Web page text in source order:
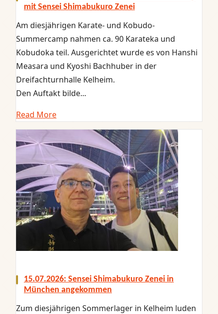
mit Sensei Shimabukuro Zenei
Am diesjährigen Karate- und Kobudo-
Summercamp nahmen ca. 90 Karateka und
Kobudoka teil. Ausgerichtet wurde es von Hanshi
Measara und Kyoshi Bachhuber in der
Dreifachturnhalle Kelheim.
Den Auftakt bilde...
Read More
15.07.2026: Sensei Shimabukuro Zenei in
München angekommen
Zum diesjährigen Sommerlager in Kelheim luden